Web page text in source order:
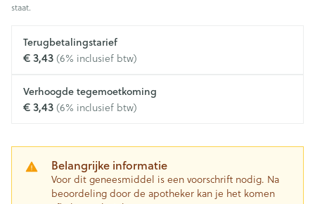
staat.
Terugbetalingstarief
€ 3,43(6% inclusief btw)
Verhoogde tegemoetkoming
€ 3,43(6% inclusief btw)
Belangrijke informatie
Voor dit geneesmiddel is een voorschrift nodig. Na
beoordeling door de apotheker kan je het komen